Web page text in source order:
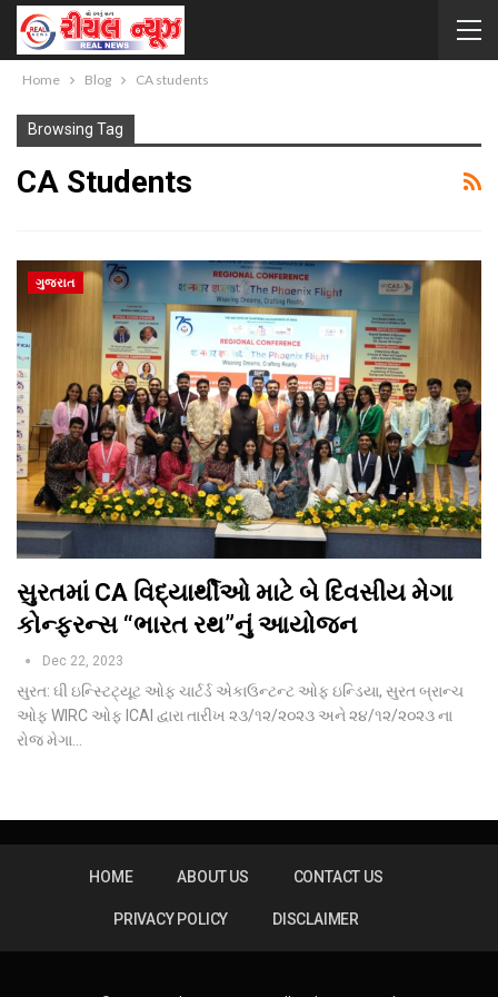
Home Blog CA students
Browsing Tag
CA Students
ગુજરાત
સુરતમાં CA વિદ્યાર્થીઓ માટે બે દિવસીય મેગા
કોન્ફરન્સ “ભારત રથ”નું આયોજન
Dec 22, 2023
સુરત: ઘી ઇન્સ્ટિટ્યૂટ ઓફ ચાર્ટર્ડ એકાઉન્ટન્ટ ઓફ ઇન્ડિયા, સુરત બ્રાન્ચ
ઓફ WIRC ઓફ ICAI દ્વારા તારીખ ૨૩/૧૨/૨૦૨૩ અને ૨૪/૧૨/૨૦૨૩ ના
રોજ મેગા…
HOME ABOUT US CONTACT US
PRIVACY POLICY DISCLAIMER